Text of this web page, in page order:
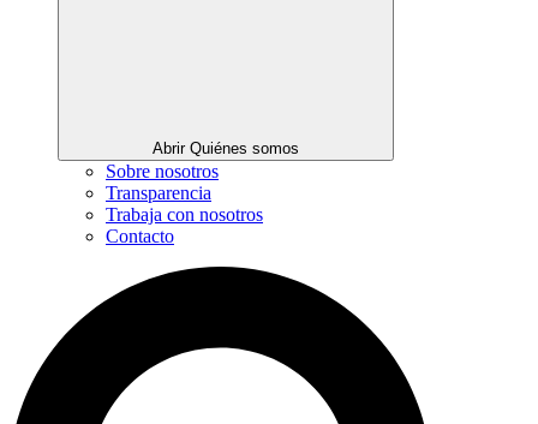
Abrir Quiénes somos
Sobre nosotros
Transparencia
Trabaja con nosotros
Contacto